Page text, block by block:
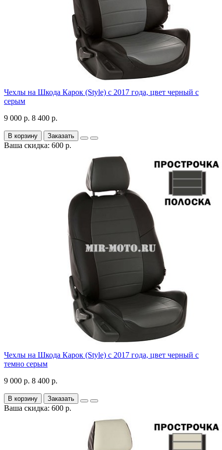
Чехлы на Шкода Карок (Style) с 2017 года, цвет черный с
серым
9 000 р. 8 400 р.
В корзину Заказать
Ваша скидка: 600 р.
Чехлы на Шкода Карок (Style) с 2017 года, цвет черный с
темно серым
9 000 р. 8 400 р.
В корзину Заказать
Ваша скидка: 600 р.